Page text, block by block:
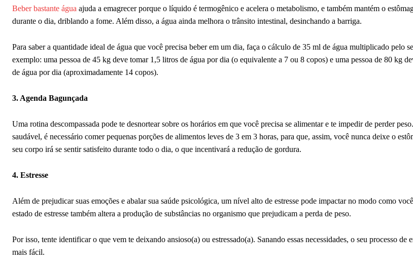
Beber bastante água ajuda a emagrecer porque o líquido é termogênico e acelera o metabolismo, e também mantém o
durante o dia, driblando a fome. Além disso, a água ainda melhora o trânsito intestinal, desinchando a barriga.
Para saber a quantidade ideal de água que você precisa beber em um dia, faça o cálculo de 35 ml de água multiplicado pelo
exemplo: uma pessoa de 45 kg deve tomar 1,5 litros de água por dia (o equivalente a 7 ou 8 copos) e uma pessoa de 80 kg
de água por dia (aproximadamente 14 copos).
3. Agenda Bagunçada
Uma rotina descompassada pode te desnortear sobre os horários em que você precisa se alimentar e te impedir de perder
saudável, é necessário comer pequenas porções de alimentos leves de 3 em 3 horas, para que, assim, você nunca deixe o
seu corpo irá se sentir satisfeito durante todo o dia, o que incentivará a redução de gordura.
4. Estresse
Além de prejudicar suas emoções e abalar sua saúde psicológica, um nível alto de estresse pode impactar no modo como
estado de estresse também altera a produção de substâncias no organismo que prejudicam a perda de peso.
Por isso, tente identificar o que vem te deixando ansioso(a) ou estressado(a). Sanando essas necessidades, o seu processo de
mais fácil.